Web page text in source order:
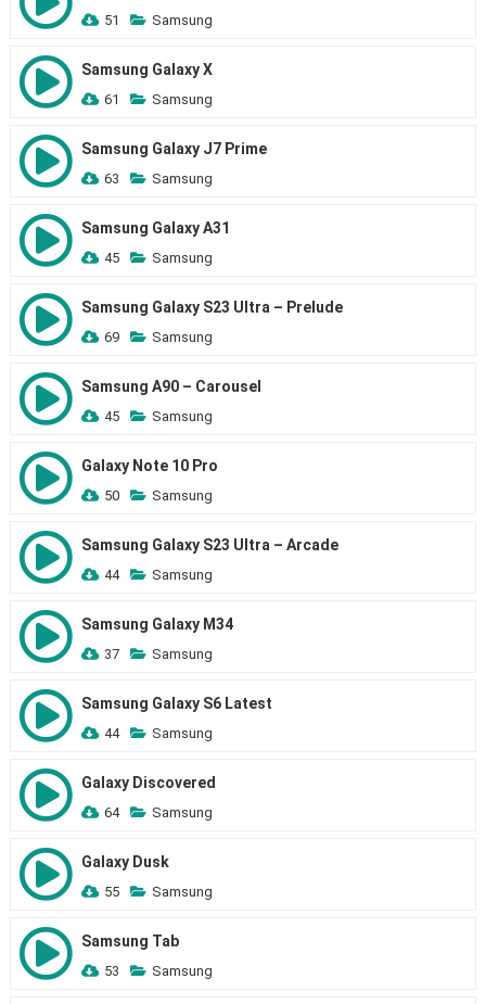
51 Samsung
Samsung Galaxy X
61 Samsung
Samsung Galaxy J7 Prime
63 Samsung
Samsung Galaxy A31
45 Samsung
Samsung Galaxy S23 Ultra – Prelude
69 Samsung
Samsung A90 – Carousel
45 Samsung
Galaxy Note 10 Pro
50 Samsung
Samsung Galaxy S23 Ultra – Arcade
44 Samsung
Samsung Galaxy M34
37 Samsung
Samsung Galaxy S6 Latest
44 Samsung
Galaxy Discovered
64 Samsung
Galaxy Dusk
55 Samsung
Samsung Tab
53 Samsung